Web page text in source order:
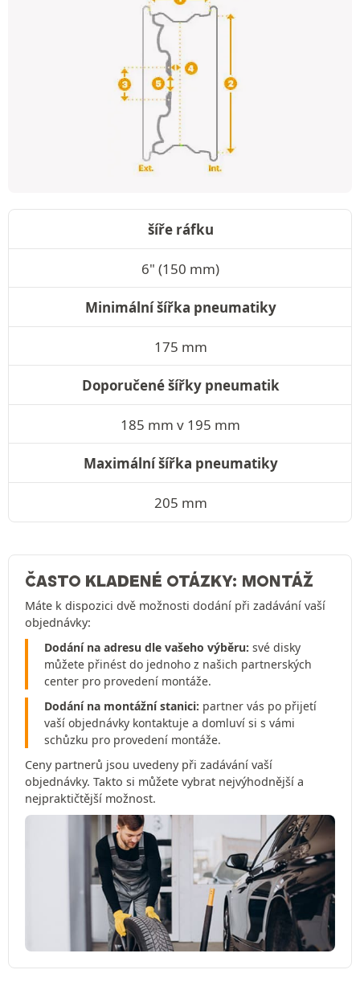
šíře ráfku
6" (150 mm)
Minimální šířka pneumatiky
175 mm
Doporučené šířky pneumatik
185 mm v 195 mm
Maximální šířka pneumatiky
205 mm
ČASTO KLADENÉ OTÁZKY: MONTÁŽ
Máte k dispozici dvě možnosti dodání při zadávání vaší
objednávky:
Dodání na adresu dle vašeho výběru: své disky
můžete přinést do jednoho z našich partnerských
center pro provedení montáže.
Dodání na montážní stanici: partner vás po přijetí
vaší objednávky kontaktuje a domluví si s vámi
schůzku pro provedení montáže.
Ceny partnerů jsou uvedeny při zadávání vaší
objednávky. Takto si můžete vybrat nejvýhodnější a
nejpraktičtější možnost.